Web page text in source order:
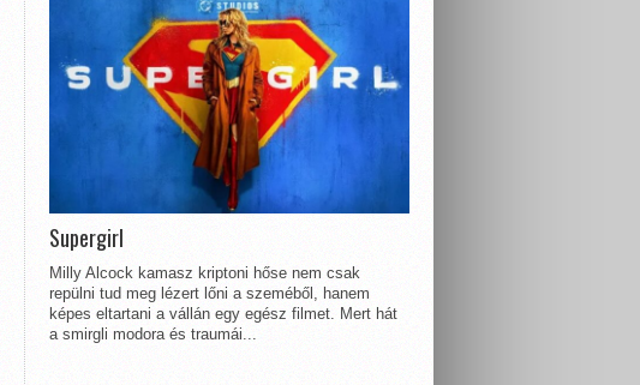
Supergirl
Milly Alcock kamasz kriptoni hőse nem csak
repülni tud meg lézert lőni a szeméből, hanem
képes eltartani a vállán egy egész filmet. Mert hát
a smirgli modora és traumái...